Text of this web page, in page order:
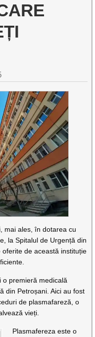
mai ales, în dotarea cu
la Spitalul de Urgență din
de această instituție
o premieră medicală
din Petroșani. Aici au fost
de plasmafareză, o
vieți.
Plasmafereza este o